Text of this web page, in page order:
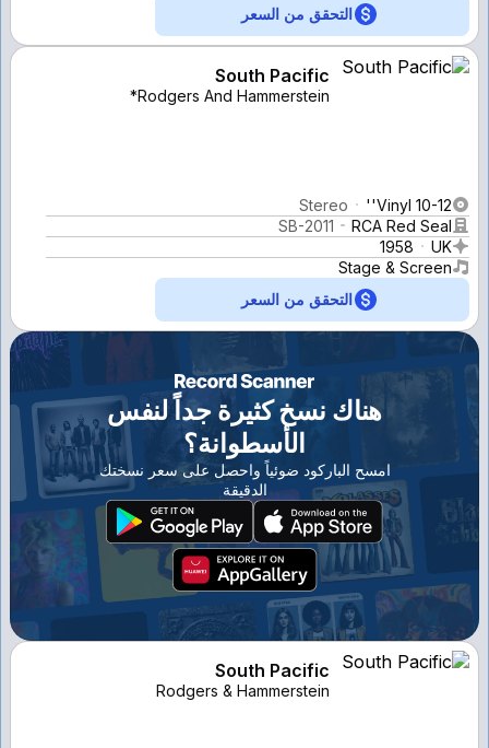
التحقق من السعر
South Pacific
Rodgers And Hammerstein*
Vinyl 10-12''
Stereo
RCA Red Seal
SB-2011
UK
1958
Stage & Screen
التحقق من السعر
هناك نسخ كثيرة جداً لنفس
الأسطوانة؟
امسح الباركود ضوئياً واحصل على سعر نسختك
الدقيقة
South Pacific
Rodgers & Hammerstein